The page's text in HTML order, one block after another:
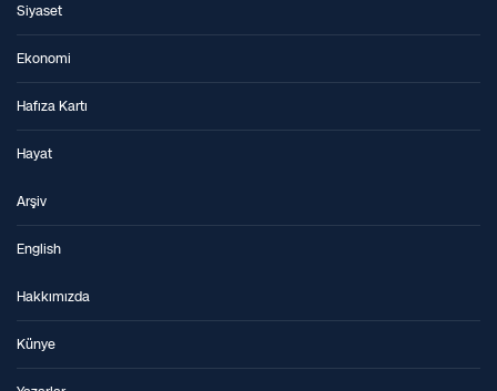
Siyaset
Ekonomi
Hafıza Kartı
Hayat
Arşiv
English
Hakkımızda
Künye